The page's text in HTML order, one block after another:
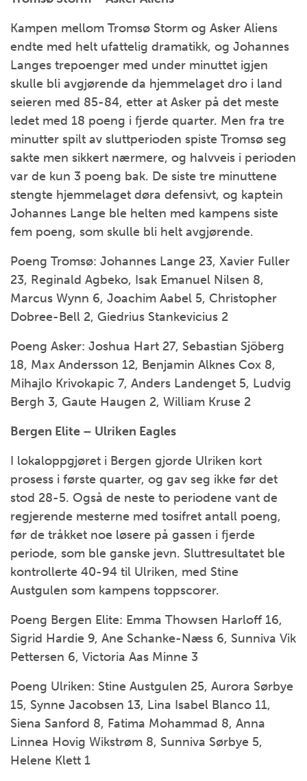
Kampen mellom Tromsø Storm og Asker Aliens
endte med helt ufattelig dramatikk, og Johannes
Langes trepoenger med under minuttet igjen
skulle bli avgjørende da hjemmelaget dro i land
seieren med 85-84, etter at Asker på det meste
ledet med 18 poeng i fjerde quarter. Men fra tre
minutter spilt av sluttperioden spiste Tromsø seg
sakte men sikkert nærmere, og halvveis i perioden
var de kun 3 poeng bak. De siste tre minuttene
stengte hjemmelaget døra defensivt, og kaptein
Johannes Lange ble helten med kampens siste
fem poeng, som skulle bli helt avgjørende.
Poeng Tromsø: Johannes Lange 23, Xavier Fuller
23, Reginald Agbeko, Isak Emanuel Nilsen 8,
Marcus Wynn 6, Joachim Aabel 5, Christopher
Dobree-Bell 2, Giedrius Stankevicius 2
Poeng Asker: Joshua Hart 27, Sebastian Sjöberg
18, Max Andersson 12, Benjamin Alknes Cox 8,
Mihajlo Krivokapic 7, Anders Landenget 5, Ludvig
Bergh 3, Gaute Haugen 2, William Kruse 2
Bergen Elite – Ulriken Eagles
I lokaloppgjøret i Bergen gjorde Ulriken kort
prosess i første quarter, og gav seg ikke før det
stod 28-5. Også de neste to periodene vant de
regjerende mesterne med tosifret antall poeng,
før de tråkket noe løsere på gassen i fjerde
periode, som ble ganske jevn. Sluttresultatet ble
kontrollerte 40-94 til Ulriken, med Stine
Austgulen som kampens toppscorer.
Poeng Bergen Elite: Emma Thowsen Harloff 16,
Sigrid Hardie 9, Ane Schanke-Næss 6, Sunniva Vik
Pettersen 6, Victoria Aas Minne 3
Poeng Ulriken: Stine Austgulen 25, Aurora Sørbye
15, Synne Jacobsen 13, Lina Isabel Blanco 11,
Siena Sanford 8, Fatima Mohammad 8, Anna
Linnea Hovig Wikstrøm 8, Sunniva Sørbye 5,
Helene Klett 1